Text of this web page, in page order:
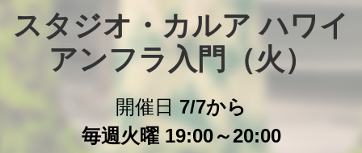
スタジオ・カルア ハワイ
アンフラ入門（火）
開催日 7/7から
毎週火曜 19:00～20:00